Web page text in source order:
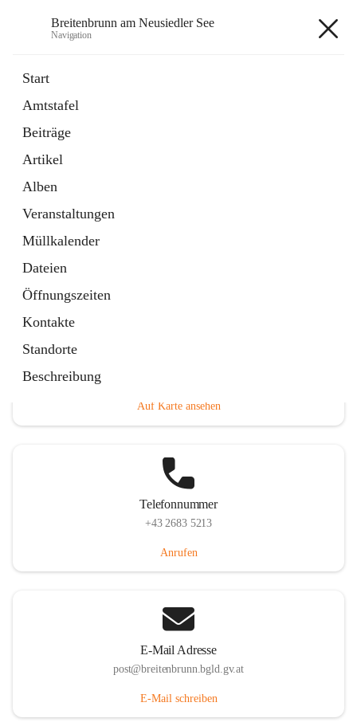
Breitenbrunn am Neusiedler See
Navigation
Start
Amtstafel
Beiträge
Artikel
Alben
Veranstaltungen
Müllkalender
Dateien
Öffnungszeiten
Kontakte
Standorte
Beschreibung
18 Schnellzugriffe
Gemeindeservice
Auf Karte ansehen
Telefonnummer
+43 2683 5213
Anrufen
E-Mail Adresse
post@breitenbrunn.bgld.gv.at
E-Mail schreiben